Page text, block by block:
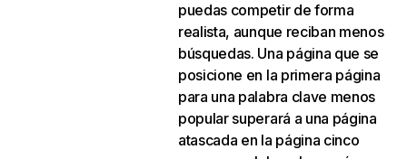
puedas competir de forma
realista, aunque reciban menos
búsquedas. Una página que se
posicione en la primera página
para una palabra clave menos
popular superará a una página
atascada en la página cinco